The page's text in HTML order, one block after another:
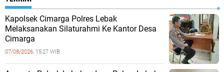
Kapolsek Cimarga Polres Lebak
Melaksanakan Silaturahmi Ke Kantor Desa
Cimarga
07/08/2026, 15:27 WIB